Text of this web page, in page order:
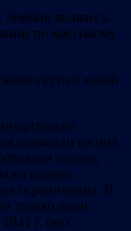
Зембин являлось
по массовому
гетто и какой
на них
золото,
из одного
ограничения. В
только один
г. оно